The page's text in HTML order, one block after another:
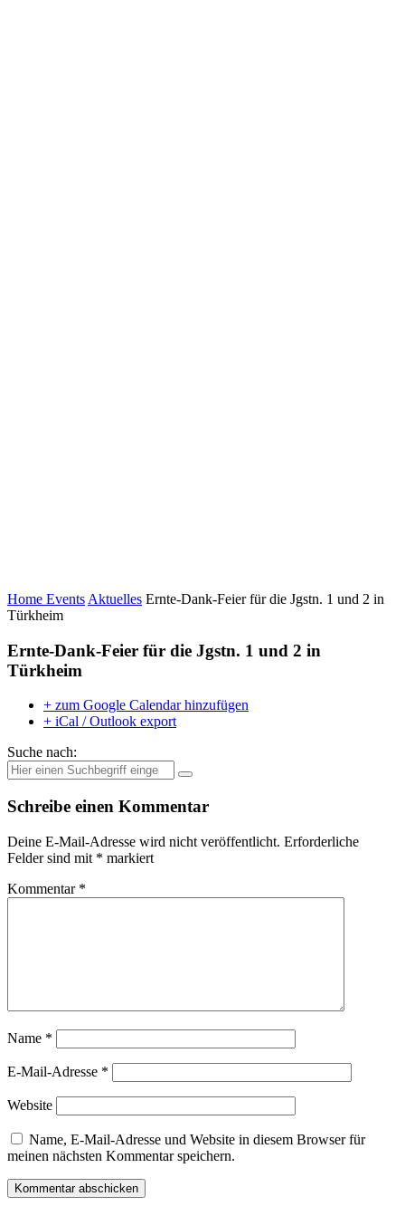
Home Events Aktuelles Ernte-Dank-Feier für die Jgstn. 1 und 2 in
Türkheim
Ernte-Dank-Feier für die Jgstn. 1 und 2 in
Türkheim
+ zum Google Calendar hinzufügen
+ iCal / Outlook export
Suche nach:
Schreibe einen Kommentar
Deine E-Mail-Adresse wird nicht veröffentlicht. Erforderliche
Felder sind mit * markiert
Kommentar *
Name *
E-Mail-Adresse *
Website
Name, E-Mail-Adresse und Website in diesem Browser für
meinen nächsten Kommentar speichern.